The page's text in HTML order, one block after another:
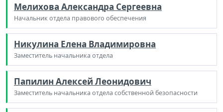
Мелихова Александра Сергеевна
Начальник отдела правового обеспечения
Никулина Елена Владимировна
Заместитель начальника отдела
Папилин Алексей Леонидович
Заместитель начальника отдела собственной безопасности